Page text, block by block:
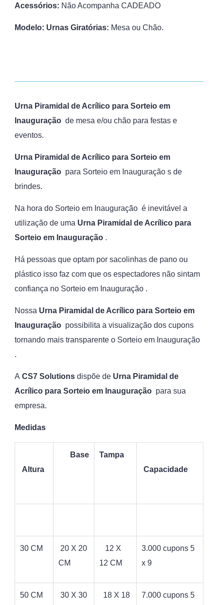
Acessórios: Não Acompanha CADEADO
Modelo: Urnas Giratórias: Mesa ou Chão.
Urna Piramidal de Acrílico para Sorteio em
Inauguração de mesa e/ou chão para festas e
eventos.
Urna Piramidal de Acrílico para Sorteio em
Inauguração para Sorteio em Inauguração s de
brindes.
Na hora do Sorteio em Inauguração é inevitável a
utilização de uma Urna Piramidal de Acrílico para
Sorteio em Inauguração .
Há pessoas que optam por sacolinhas de pano ou
plástico isso faz com que os espectadores não sintam
confiança no Sorteio em Inauguração .
Nossa Urna Piramidal de Acrílico para Sorteio em
Inauguração possibilita a visualização dos cupons
tornando mais transparente o Sorteio em Inauguração
.
A CS7 Solutions dispõe de Urna Piramidal de
Acrílico para Sorteio em Inauguração para sua
empresa.
Medidas
Altura
Base
Tampa
Capacidade
30 CM
20 X 20
CM
12 X
12 CM
3.000 cupons 5
x 9
50 CM 30 X 30 18 X 18 7.000 cupons 5